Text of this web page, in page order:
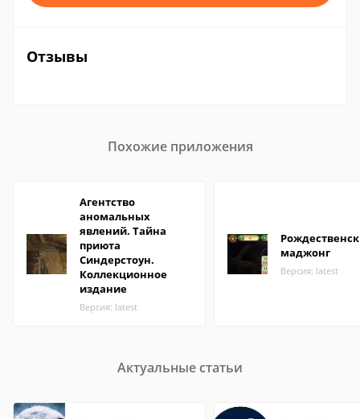
Отзывы
Похожие приложения
Агентство
аномальных
явлений. Тайна
приюта
Синдерстоун.
Коллекционное
издание
Версия: latest
маджонг
Версия: latest
Актуальные статьи